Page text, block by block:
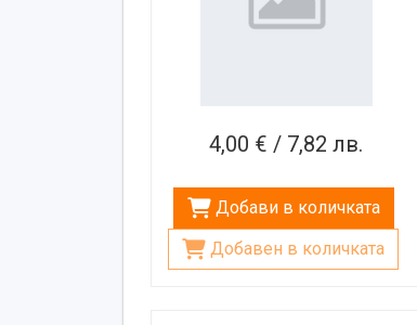
4,00 € / 7,82 лв.
Добави в количката
Добавен в количката